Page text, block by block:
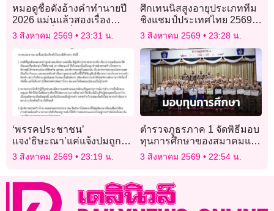
หมอดูชื่อดังอ้างคำทำนายปี
2026 แม่นแล้วสองเรื่อง
เตือนภัยเรื่องที่สามกำลังก่อ
3 สิงหาคม 2569 23:31 น.
ศึกเทนนิสสูงอายุประเภททีม
ชิงแชมป์ประเทศไทย 2569″
ทำสถิตินักกีฬาร่วมชิงชัย
3 สิงหาคม 2569 23:28 น.
‘พรรคประชาชน’
แจง‘ธิษะณา’แค่แจ้งปมถูก
ละเมิด ไม่ขอให้ดำเนินการ
3 สิงหาคม 2569 23:19 น.
ตำรวจภูธรภาค 1 จัดพิธีมอบ
ทุนการศึกษาของสมาคมแม่
บ้านตำรวจ ประจำปี 2569
3 สิงหาคม 2569 22:54 น.